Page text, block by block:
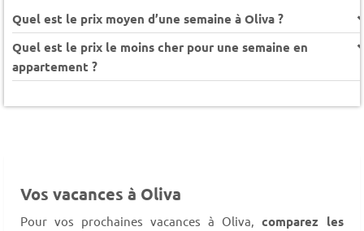
Quel est le prix moyen d’une semaine à Oliva ?
Quel est le prix le moins cher pour une semaine en
appartement ?
Vos vacances à Oliva
Pour vos prochaines vacances à Oliva, comparez les